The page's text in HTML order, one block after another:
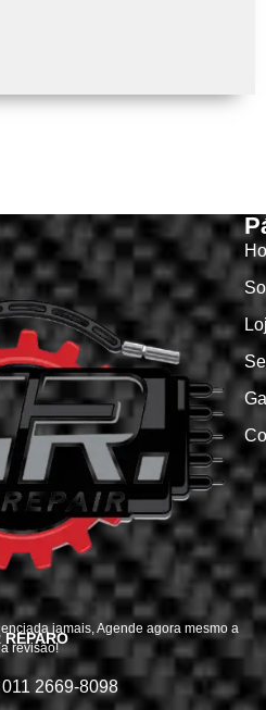
REPARO
jamais, Agende agora mesmo a
revisão!
2669-8098